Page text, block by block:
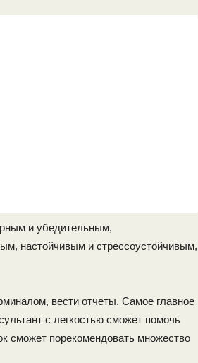
и убедительным,
настойчивым и стрессоустойчивым,
вести отчеты. Самое главное
с легкостью сможет помочь
сможет порекомендовать множество